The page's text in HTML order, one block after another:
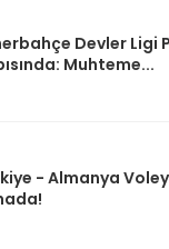
Devler Ligi
Muhteme...
- Almanya